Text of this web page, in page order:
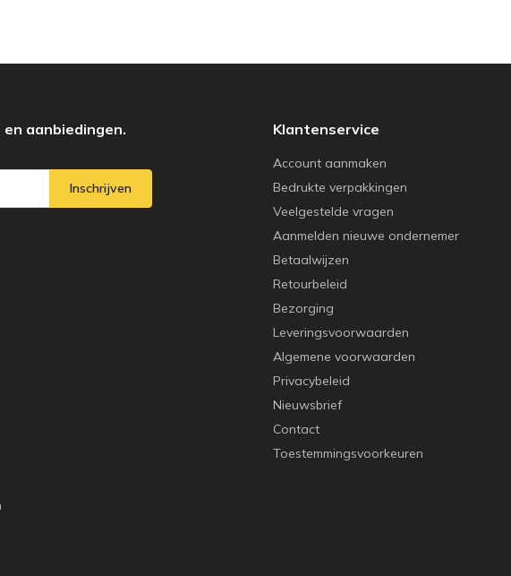
Klantenservice
Account aanmaken
Bedrukte verpakkingen
Veelgestelde vragen
Aanmelden nieuwe ondernemer
Betaalwijzen
Retourbeleid
Bezorging
Leveringsvoorwaarden
Algemene voorwaarden
Privacybeleid
Nieuwsbrief
Contact
Toestemmingsvoorkeuren
aanbiedingen.
Inschrijven